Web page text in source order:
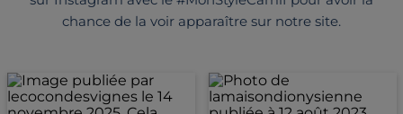
chance de la voir apparaître sur notre site.